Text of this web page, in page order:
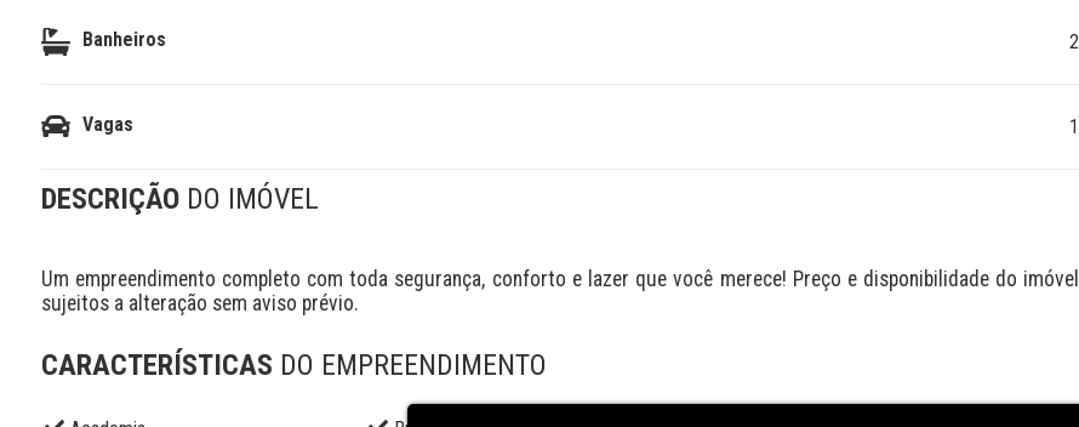
Banheiros 2
Vagas 1
DESCRIÇÃO DO IMÓVEL
Um empreendimento completo com toda segurança, conforto e lazer que você merece! Preço e disponibilidade do imóvel
sujeitos a alteração sem aviso prévio.
CARACTERÍSTICAS DO EMPREENDIMENTO